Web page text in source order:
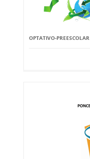
OPTATIVO-